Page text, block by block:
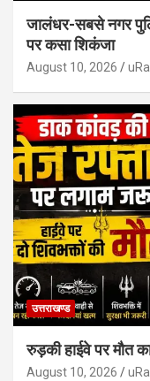
जालंधर-सबसे नगर
पर कसा शिकंजा
August 10, 2026
उत्तराखण्ड
रुड़की हाईवे पर मौत
August 10, 2026